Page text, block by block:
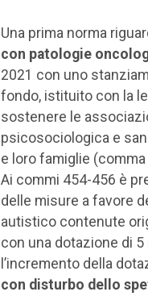
Una prima norma
con patologie
2021 con uno
fondo, istituito con la
sostenere le
psicosociologica e
e loro famiglie (comma
Ai commi 454-456 è
delle misure a favore
autistico contenute
con una dotazione di
l’incremento della
con disturbo dello